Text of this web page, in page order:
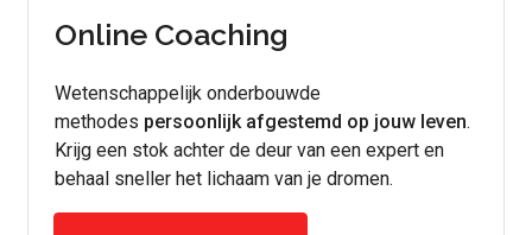
Online Coaching
Wetenschappelijk onderbouwde
methodes persoonlijk afgestemd op jouw leven.
Krijg een stok achter de deur van een expert en
behaal sneller het lichaam van je dromen.